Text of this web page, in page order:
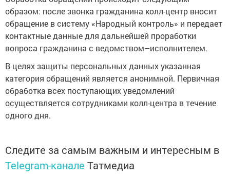
образом: после звонка гражданина колл-центр вносит
обращение в систему «Народный контроль» и передает
контактные данные для дальнейшей проработки
вопроса гражданина с ведомством–исполнителем.
В целях защиты персональных данных указанная
категория обращений является анонимной. Первичная
обработка всех поступающих уведомлений
осуществляется сотрудниками колл-центра в течение
одного дня.
Следите за самым важным и интересным в
Telegram-канале Татмедиа